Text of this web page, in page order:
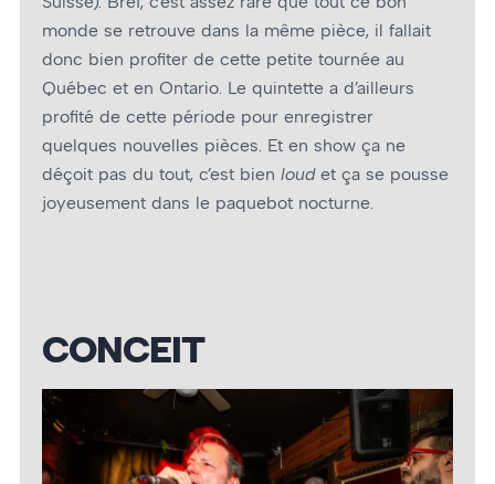
monde se retrouve dans la même pièce, il fallait
donc bien profiter de cette petite tournée au
Québec et en Ontario. Le quintette a d’ailleurs
profité de cette période pour enregistrer
quelques nouvelles pièces. Et en show ça ne
déçoit pas du tout, c’est bien loud et ça se pousse
joyeusement dans le paquebot nocturne.
CONCEIT